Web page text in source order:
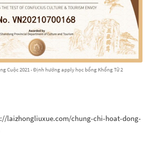
Cuộc 2021 - Định hướng apply học bổng Khổng Tử 2
laizhongliuxue.com/chung-chi-hoat-dong-